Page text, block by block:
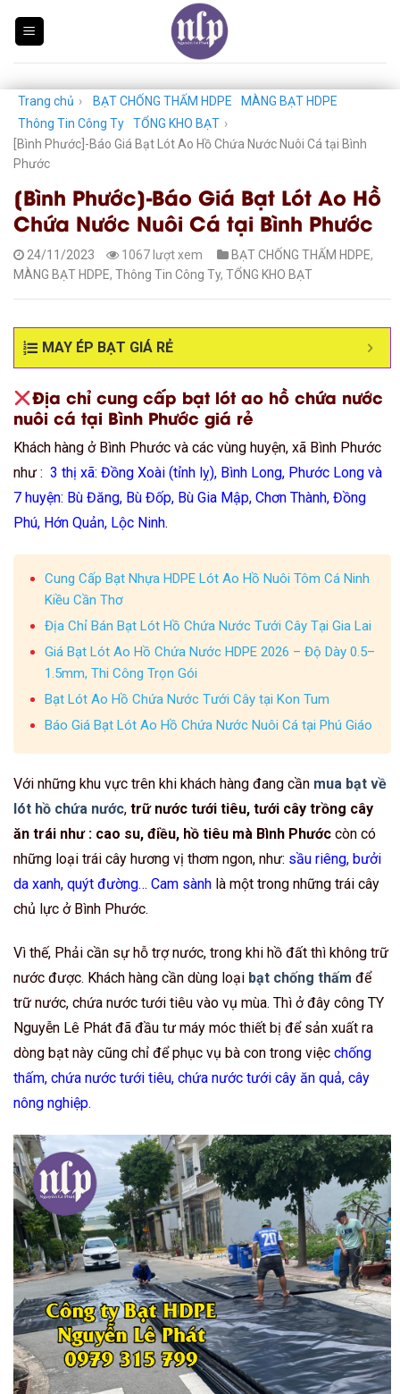
Trang chủ › BẠT CHỐNG THẤM HDPE
MÀNG BẠT HDPE
Thông Tin Công Ty
TỔNG KHO BẠT ›
[Bình Phước]-Báo Giá Bạt Lót Ao Hồ Chứa Nước Nuôi Cá tại Bình
Phước
[Bình Phước]-Báo Giá Bạt Lót Ao Hồ
Chứa Nước Nuôi Cá tại Bình Phước
24/11/2023 1067 lượt xem BẠT CHỐNG THẤM HDPE,
MÀNG BẠT HDPE, Thông Tin Công Ty, TỔNG KHO BẠT
MAY ÉP BẠT GIÁ RẺ
Địa chỉ cung cấp bạt lót ao hồ chứa nước
nuôi cá tại Bình Phước giá rẻ
Khách hàng ở Bình Phước và các vùng huyện, xã Bình Phước
như : 3 thị xã: Đồng Xoài (tỉnh lỵ), Bình Long, Phước Long và
7 huyện: Bù Đăng, Bù Đốp, Bù Gia Mập, Chơn Thành, Đồng
Phú, Hớn Quản, Lộc Ninh.
Cung Cấp Bạt Nhựa HDPE Lót Ao Hồ Nuôi Tôm Cá Ninh
Kiều Cần Thơ
Địa Chỉ Bán Bạt Lót Hồ Chứa Nước Tưới Cây Tại Gia Lai
Giá Bạt Lót Ao Hồ Chứa Nước HDPE 2026 – Độ Dày 0.5–
1.5mm, Thi Công Trọn Gói
Bạt Lót Ao Hồ Chứa Nước Tưới Cây tại Kon Tum
Báo Giá Bạt Lót Ao Hồ Chứa Nước Nuôi Cá tại Phú Giáo
Với những khu vực trên khi khách hàng đang cần mua bạt về
lót hồ chứa nước, trữ nước tưới tiêu, tưới cây trồng cây
ăn trái như : cao su, điều, hồ tiêu mà Bình Phước còn có
những loại trái cây hương vị thơm ngon, như: sầu riêng, bưởi
da xanh, quýt đường… Cam sành là một trong những trái cây
chủ lực ở Bình Phước.
Vì thế, Phải cần sự hỗ trợ nước, trong khi hồ đất thì không trữ
nước được. Khách hàng cần dùng loại bạt chống thấm để
trữ nước, chứa nước tưới tiêu vào vụ mùa. Thì ở đây công TY
Nguyễn Lê Phát đã đầu tư máy móc thiết bị để sản xuất ra
dòng bạt này cũng chỉ để phục vụ bà con trong việc chống
thấm, chứa nước tưới tiêu, chứa nước tưới cây ăn quả, cây
nông nghiệp.